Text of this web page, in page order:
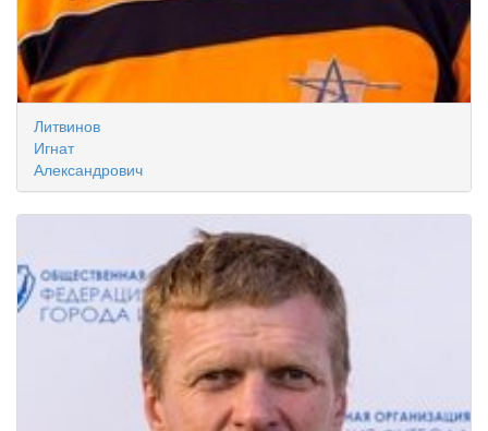
Литвинов
Игнат
Александрович